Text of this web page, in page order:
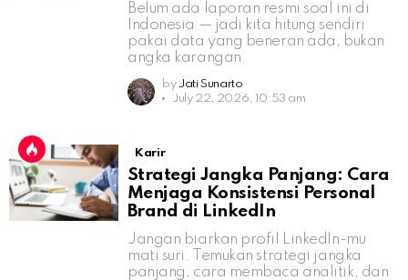
Belum ada laporan resmi soal ini di
Indonesia — jadi kita hitung sendiri
pakai data yang beneran ada, bukan
angka karangan.
by Jati Sunarto
July 22, 2026, 10:53 am
Karir
Strategi Jangka Panjang: Cara
Menjaga Konsistensi Personal
Brand di LinkedIn
Jangan biarkan profil LinkedIn-mu
mati suri. Temukan strategi jangka
panjang, cara membaca analitik, dan